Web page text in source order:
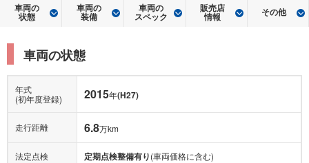
車両の
状態
車両の
装備
車両の
スペック
販売店
情報 その他
車両の状態
年式
(初年度登録)
2015年(H27)
走行距離 6.8万km
法定点検 定期点検整備有り(車両価格に含む)